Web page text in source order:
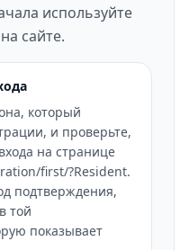
используйте
сайте.
который
и проверьте,
на странице
first/?Resident.
подтверждения,
той
показывает